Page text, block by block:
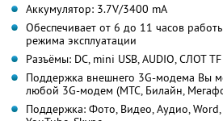
Аккумулятор: 3.7V/3400 mA
Обеспечивает от 6 до 11 часов
режима эксплуатации
Разъёмы: DC, mini USB, AUDIO, СЛОТ TF
Поддержка внешнего 3G-модема Вы
любой 3G-модем (МТС, Билайн,
Поддержка: Фото, Видео, Аудио, Word,